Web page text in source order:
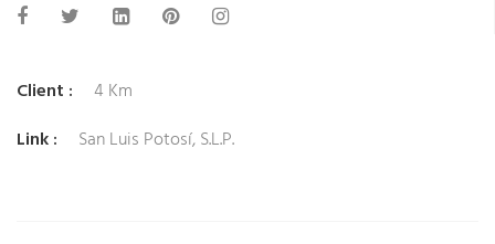
Client :
4 Km
Link :
San Luis Potosí, S.L.P.